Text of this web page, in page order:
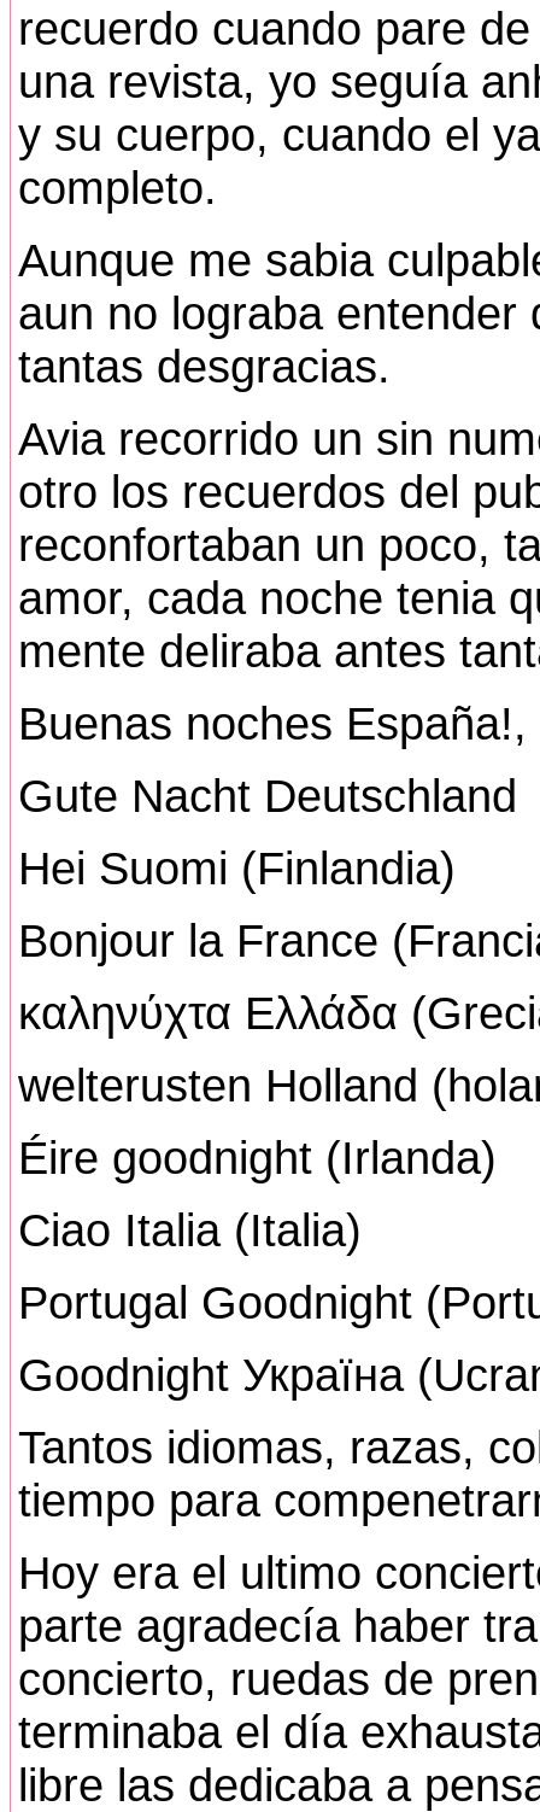
recuerdo cuando pare
una revista, yo seguía
y su cuerpo, cuando el
completo.
Aunque me sabia
aun no lograba entender
tantas desgracias.
Avia recorrido un sin
otro los recuerdos del
reconfortaban un poco,
amor, cada noche tenia
mente deliraba antes
Buenas noches España!,
Gute Nacht
Hei Suomi (Finlandia)
Bonjour la France
καληνύχτα Ελλάδα
welterusten Holland
Éire goodnight (Irlanda)
Ciao Italia (Italia)
Portugal Goodnight
Goodnight Україна
Tantos idiomas, razas,
tiempo para
Hoy era el ultimo
parte agradecía haber
concierto, ruedas de
terminaba el día
libre las dedicaba a